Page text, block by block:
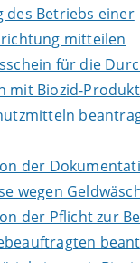
des Betriebs einer
mitteilen
für die
mit Biozid-
der
wegen
der Pflicht zur